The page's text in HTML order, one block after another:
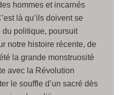
hommes et incarnés
là qu’ils doivent se
du politique, poursuit
notre histoire récente, de
la grande monstruosité
avec la Révolution
le souffle d’un sacré dès